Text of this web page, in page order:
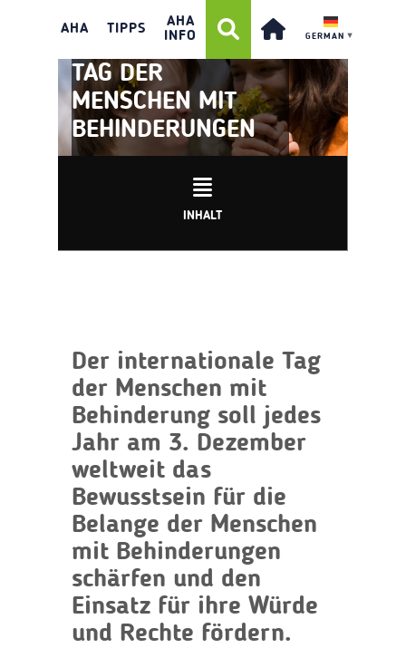
AHA TIPPS
AHA
INFO
GERMAN ▼
TAG DER
MENSCHEN MIT
BEHINDERUNGEN
INHALT
Der internationale Tag
der Menschen mit
Behinderung soll jedes
Jahr am 3. Dezember
weltweit das
Bewusstsein für die
Belange der Menschen
mit Behinderungen
schärfen und den
Einsatz für ihre Würde
und Rechte fördern.